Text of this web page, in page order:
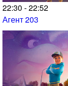
22:30 - 22:52
Агент 203